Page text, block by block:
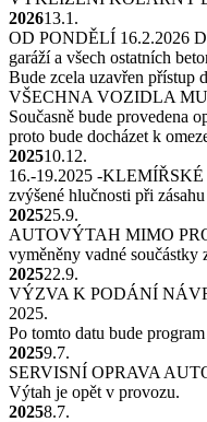
202613.1.
OD PONDĚLÍ 16.2.2026
garáží a všech ostatních
Bude zcela uzavřen přístup
VŠECHNA VOZIDLA
Současně bude provedena
proto bude docházet k
202510.12.
16.-19.2025 -
zvýšené hlučnosti při
202525.9.
AUTOVÝTAH MIMO
vyměněny vadné součástky
202522.9.
VÝZVA K PODÁNÍ
2025.
Po tomto datu bude
20259.7.
SERVISNÍ OPRAVA
Výtah je opět v provozu.
20258.7.